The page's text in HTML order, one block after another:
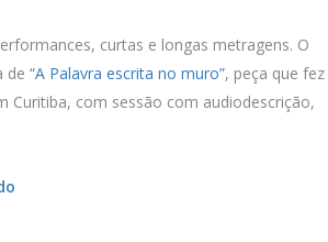
curtas e longas metragens. O
de “A Palavra escrita no muro”, peça que fez
Curitiba, com sessão com audiodescrição,